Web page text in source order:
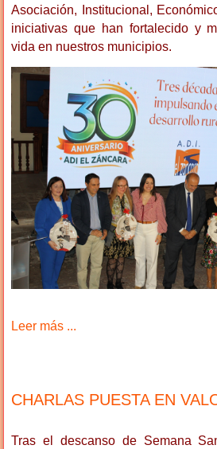
Asociación, Institucional,
iniciativas que han fortalecido y
vida en nuestros municipios.
Leer más ...
CHARLAS PUESTA EN
Tras el descanso de Semana